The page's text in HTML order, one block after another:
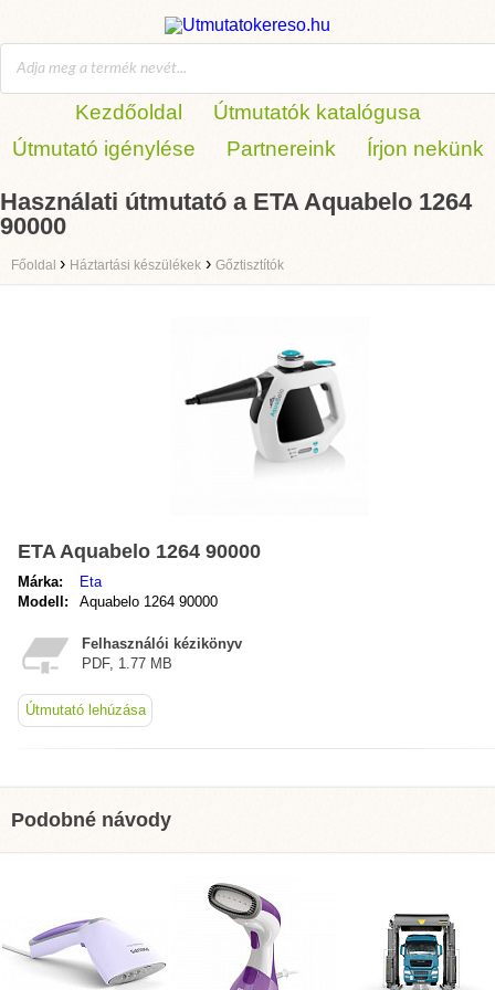
Kezdőoldal
Útmutatók katalógusa
Útmutató igénylése
Partnereink Írjon nekünk
Használati útmutató a ETA Aquabelo 1264
90000
Főoldal › Háztartási készülékek › Gőztisztítók
ETA Aquabelo 1264 90000
Márka:
Eta
Modell:
Aquabelo 1264 90000
Felhasználói kézikönyv
PDF, 1.77 MB
Útmutató lehúzása
Podobné návody